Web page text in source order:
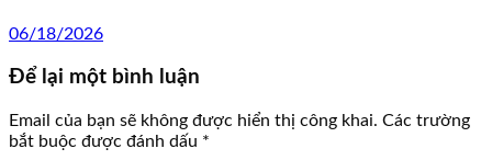
06/18/2026
Để lại một bình luận
Email của bạn sẽ không được hiển thị công khai. Các trường
bắt buộc được đánh dấu *